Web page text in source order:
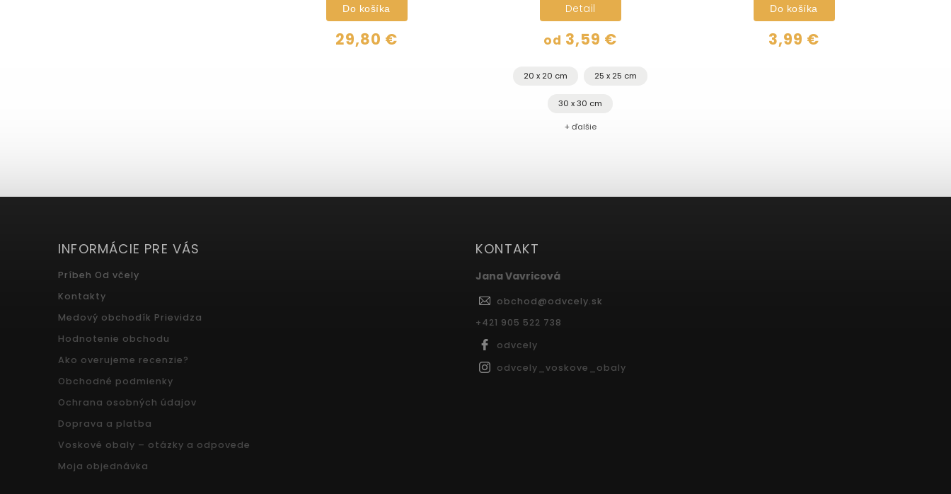
29,80 €
Do košíka
od 3,59 €
Detail
20 x 20 cm 25 x 25 cm
30 x 30 cm
+ ďalšie
3,99 €
Do košíka
INFORMÁCIE PRE VÁS
Príbeh Od včely
Kontakty
Medový obchodík Prievidza
Hodnotenie obchodu
Ako overujeme recenzie?
Obchodné podmienky
Ochrana osobných údajov
Doprava a platba
Voskové obaly – otázky a odpovede
Moja objednávka
KONTAKT
Jana Vavricová
obchod@odvcely.sk
+421 905 522 738
odvcely
odvcely_voskove_obaly